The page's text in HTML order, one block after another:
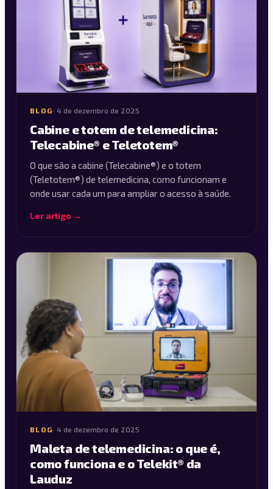
BLOG · 4 de dezembro de 2025
Cabine e totem de telemedicina:
Telecabine® e Teletotem®
O que são a cabine (Telecabine®) e o totem
(Teletotem®) de telemedicina, como funcionam e
onde usar cada um para ampliar o acesso à saúde.
Ler artigo →
BLOG · 4 de dezembro de 2025
Maleta de telemedicina: o que é,
como funciona e o Telekit® da
Lauduz